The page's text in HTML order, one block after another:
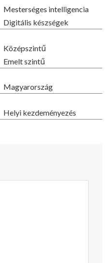
Mesterséges intelligencia
Digitális készségek
Középszintű
Emelt szintű
Magyarország
Helyi kezdeményezés